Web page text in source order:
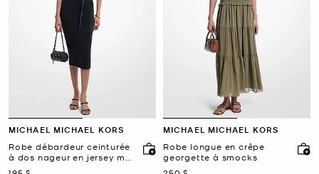
MICHAEL MICHAEL KORS
Robe débardeur ceinturée
à dos nageur en jersey mat
extensible
MICHAEL MICHAEL KORS
Robe longue en crêpe
georgette à smocks